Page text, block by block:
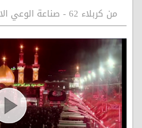
من كربلاء 62 - صناعة الوعي الاربعيني